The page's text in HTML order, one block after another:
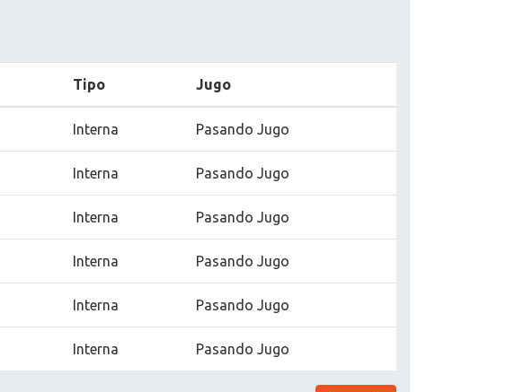
Tipo Jugo
Interna Pasando Jugo
Interna Pasando Jugo
Interna Pasando Jugo
Interna Pasando Jugo
Interna Pasando Jugo
Interna Pasando Jugo